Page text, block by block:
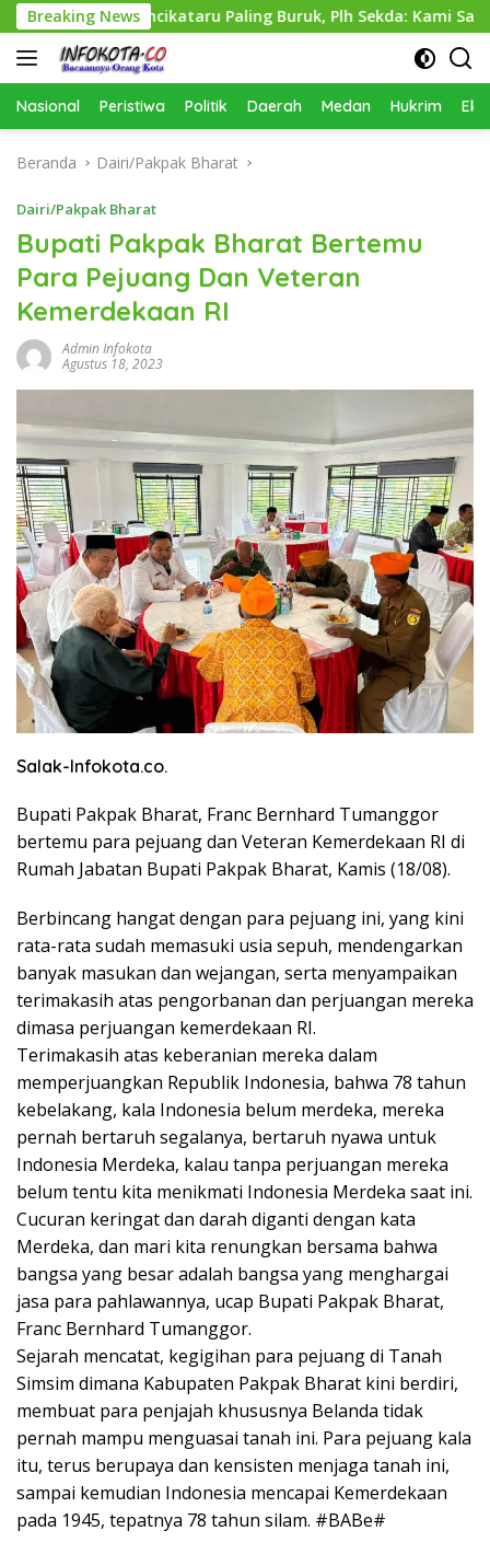
Langsung
ke
konten
Breaking News
Perkimcikataru Paling Buruk, Plh Sekda: Kami Sarankan
Nasional Peristiwa Politik Daerah Medan Hukrim
Beranda Dairi/Pakpak Bharat
Dairi/Pakpak Bharat
Bupati Pakpak Bharat Bertemu
Para Pejuang Dan Veteran
Kemerdekaan RI
Admin Infokota
Agustus 18, 2023
Salak-Infokota.co.
Bupati Pakpak Bharat, Franc Bernhard Tumanggor
bertemu para pejuang dan Veteran Kemerdekaan RI di
Rumah Jabatan Bupati Pakpak Bharat, Kamis (18/08).
Berbincang hangat dengan para pejuang ini, yang kini
rata-rata sudah memasuki usia sepuh, mendengarkan
banyak masukan dan wejangan, serta menyampaikan
terimakasih atas pengorbanan dan perjuangan mereka
dimasa perjuangan kemerdekaan RI.
Terimakasih atas keberanian mereka dalam
memperjuangkan Republik Indonesia, bahwa 78 tahun
kebelakang, kala Indonesia belum merdeka, mereka
pernah bertaruh segalanya, bertaruh nyawa untuk
Indonesia Merdeka, kalau tanpa perjuangan mereka
belum tentu kita menikmati Indonesia Merdeka saat ini.
Cucuran keringat dan darah diganti dengan kata
Merdeka, dan mari kita renungkan bersama bahwa
bangsa yang besar adalah bangsa yang menghargai
jasa para pahlawannya, ucap Bupati Pakpak Bharat,
Franc Bernhard Tumanggor.
Sejarah mencatat, kegigihan para pejuang di Tanah
Simsim dimana Kabupaten Pakpak Bharat kini berdiri,
membuat para penjajah khususnya Belanda tidak
pernah mampu menguasai tanah ini. Para pejuang kala
itu, terus berupaya dan kensisten menjaga tanah ini,
sampai kemudian Indonesia mencapai Kemerdekaan
pada 1945, tepatnya 78 tahun silam. #BABe#